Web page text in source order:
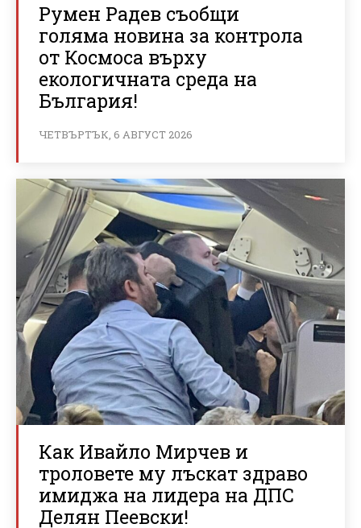
Румен Радев съобщи
голяма новина за контрола
от Космоса върху
екологичната среда на
България!
ЧЕТВЪРТЪК, 6 АВГУСТ 2026
Как Ивайло Мирчев и
троловете му лъскат здраво
имиджа на лидера на ДПС
Делян Пеевски!